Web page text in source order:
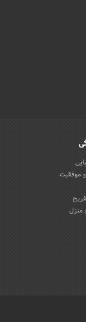
موفقیت
منزل